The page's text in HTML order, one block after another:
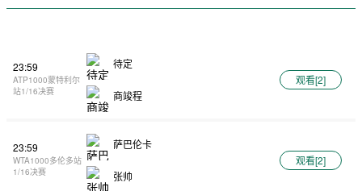
23:59
ATP1000蒙特利尔
站1/16决赛
待定
商竣程
观看[2]
23:59
WTA1000多伦多站
1/16决赛
萨巴伦卡
张帅
观看[2]